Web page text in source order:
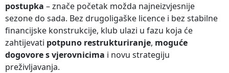
postupka – znače početak možda najneizvjesnije
sezone do sada. Bez drugoligaške licence i bez stabilne
financijske konstrukcije, klub ulazi u fazu koja će
zahtijevati potpuno restrukturiranje, moguće
dogovore s vjerovnicima i novu strategiju
preživljavanja.